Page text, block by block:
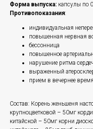
Форма выпуска: капсулы по
Противопоказания:
индивидуальная
повышенная нервная
бессонница
повышенное
нарушение ритма
выраженный
прием в вечернее время
Состав: Корень женьшеня
крупноцветковой – 50мг
китайской – 50мг корни